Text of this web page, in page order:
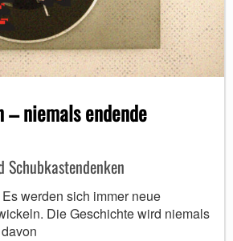
niemals endende
werden sich immer neue
Die Geschichte wird niemals